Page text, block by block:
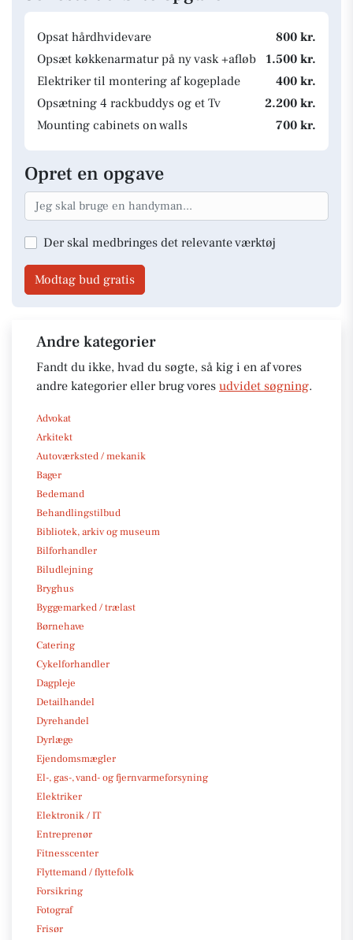
Opsat hårdhvidevare
800 kr.
Opsæt køkkenarmatur på ny vask +afløb
1.500 kr.
Elektriker til montering af kogeplade
400 kr.
Opsætning 4 rackbuddys og et Tv
2.200 kr.
Mounting cabinets on walls
700 kr.
Opret en opgave
Der skal medbringes det relevante værktøj
Modtag bud gratis
Andre kategorier
Fandt du ikke, hvad du søgte, så kig i en af vores
andre kategorier eller brug vores udvidet søgning.
Advokat
Arkitekt
Autoværksted / mekanik
Bager
Bedemand
Behandlingstilbud
Bibliotek, arkiv og museum
Bilforhandler
Biludlejning
Bryghus
Byggemarked / trælast
Børnehave
Catering
Cykelforhandler
Dagpleje
Detailhandel
Dyrehandel
Dyrlæge
Ejendomsmægler
El-, gas-, vand- og fjernvarmeforsyning
Elektriker
Elektronik / IT
Entreprenør
Fitnesscenter
Flyttemand / flyttefolk
Forsikring
Fotograf
Frisør